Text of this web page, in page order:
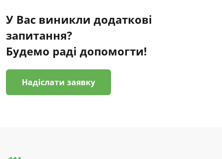
У Вас виникли додаткові
запитання?
Будемо раді допомогти!
Надіслати заявку